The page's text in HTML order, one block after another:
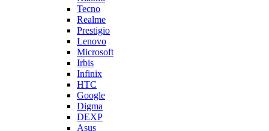
Tecno
Realme
Prestigio
Lenovo
Microsoft
Irbis
Infinix
HTC
Google
Digma
DEXP
Asus